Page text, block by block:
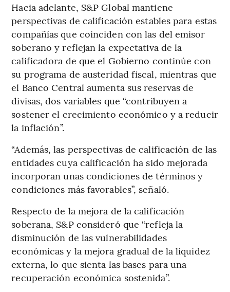
Hacia adelante, S&P Global mantiene
perspectivas de calificación estables para estas
compañías que coinciden con las del emisor
soberano y reflejan la expectativa de la
calificadora de que el Gobierno continúe con
su programa de austeridad fiscal, mientras que
el Banco Central aumenta sus reservas de
divisas, dos variables que “contribuyen a
sostener el crecimiento económico y a reducir
la inflación”.
“Además, las perspectivas de calificación de las
entidades cuya calificación ha sido mejorada
incorporan unas condiciones de términos y
condiciones más favorables”, señaló.
Respecto de la mejora de la calificación
soberana, S&P consideró que “refleja la
disminución de las vulnerabilidades
económicas y la mejora gradual de la liquidez
externa, lo que sienta las bases para una
recuperación económica sostenida”.